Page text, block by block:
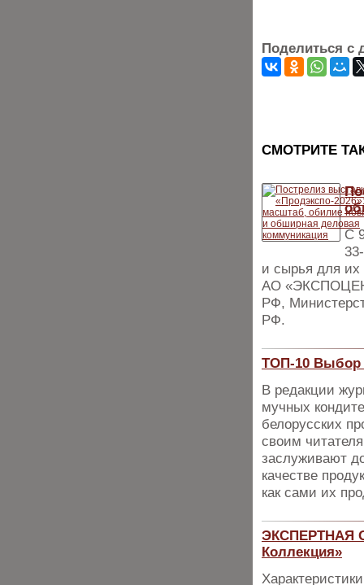
Поделиться с
CМОТРИТЕ
С
и сырья для их
АО
РФ,
РФ.
ТОП-10 Выбор
В редакции
мучных
белорусских
своим
заслуживают
качестве
как сами их
ЭКСПЕРТНАЯ
Коллекция»